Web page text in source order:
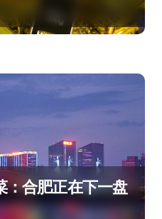
：合肥正在下一盘